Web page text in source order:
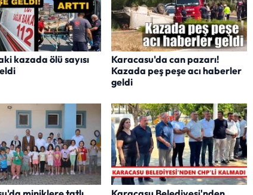
kazada ölü sayısı
Karacasu'da can pazarı!
Kazada peş peşe acı haberler
geldi